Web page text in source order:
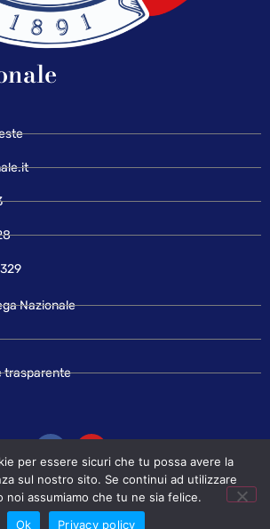
Nazionale
trasparente
2024 Lega Nazionale
per essere sicuri che tu possa avere la
sul nostro sito. Se continui ad utilizzare
noi assumiamo che tu ne sia felice.
Ok
Privacy policy